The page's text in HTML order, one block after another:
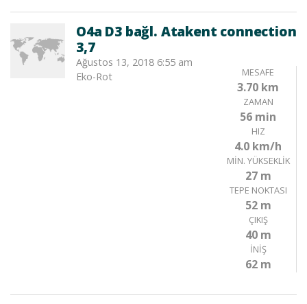
O4a D3 bağl. Atakent connection
3,7
MESAFE
3.70 km
ZAMAN
56 min
HIZ
4.0 km/h
MIN. YÜKSEKLIK
27 m
TEPE NOKTASI
52 m
ÇIKIŞ
40 m
İNIŞ
62 m
Ağustos 13, 2018 6:55 am
Eko-Rot